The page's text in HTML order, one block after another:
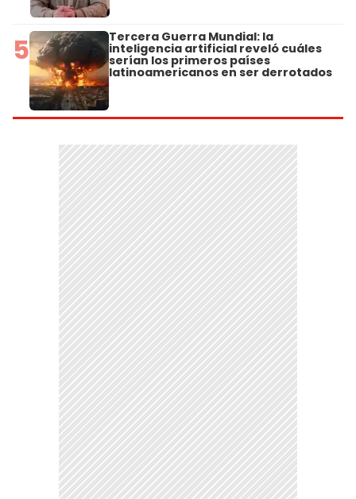
5 Tercera Guerra Mundial: la
inteligencia artificial reveló cuáles
serían los primeros países
latinoamericanos en ser derrotados